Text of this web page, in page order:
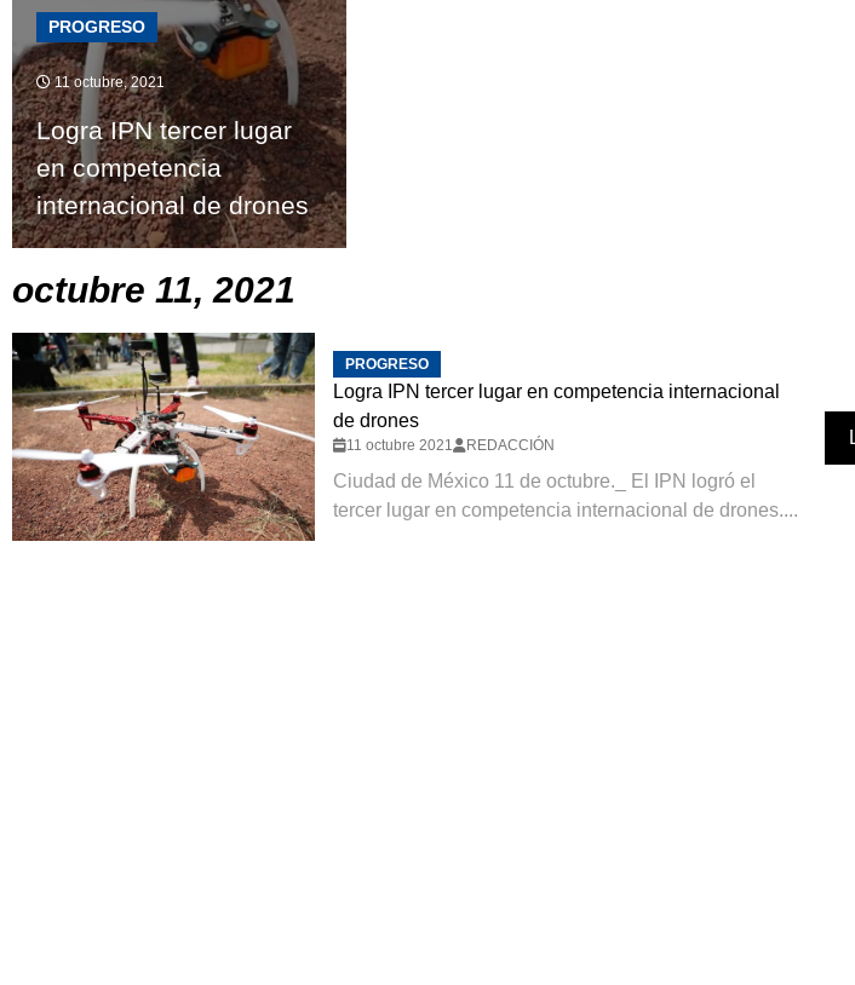
PROGRESO
11 octubre, 2021
Logra IPN tercer lugar
en competencia
internacional de drones
octubre 11, 2021
PROGRESO
Logra IPN tercer lugar en competencia internacional
de drones
11 octubre 2021 REDACCIÓN
Ciudad de México 11 de octubre._ El IPN logró el
tercer lugar en competencia internacional de drones....